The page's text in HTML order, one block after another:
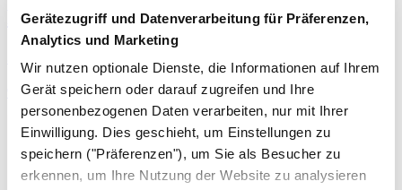
Gerätezugriff und Datenverarbeitung für Präferenzen,
Analytics und Marketing
Wir nutzen optionale Dienste, die Informationen auf Ihrem
Gerät speichern oder darauf zugreifen und Ihre
personenbezogenen Daten verarbeiten, nur mit Ihrer
Einwilligung. Dies geschieht, um Einstellungen zu
speichern ("Präferenzen"), um Sie als Besucher zu
erkennen, um Ihre Nutzung der Website zu analysieren
Perlenkette
95,- €